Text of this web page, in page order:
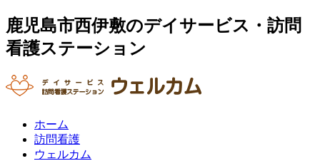
鹿児島市西伊敷のデイサービス・訪問
看護ステーション
ホーム
訪問看護
ウェルカム